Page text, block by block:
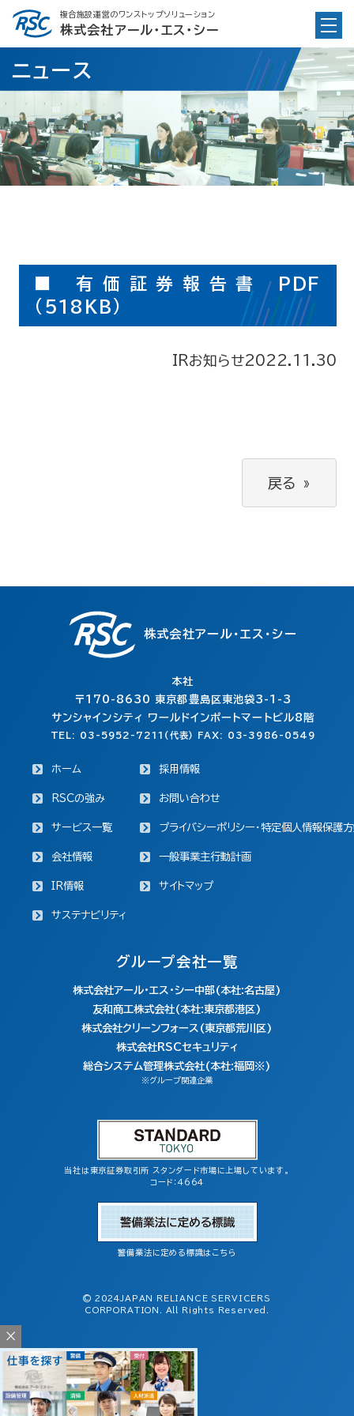
Skip
content
複合施設運営のワンストップソリューション
株式会社アール・エス・シー
ニュース
■ 有価証券報告書 PDF
(518KB)
IRお知らせ2022.11.30
戻る »
×
株式会社アール・エス・シー
本社
〒170-8630東京都豊島区東池袋3-1-3
サンシャインシティ ワールドインポートマートビル8階
TEL: 03-5952-7211(代表) FAX: 03-3986-0549
ホーム
RSCの強み
サービス一覧
会社情報
IR情報
サステナビリティ
採用情報
お問い合わせ
プライバシーポリシー・特定個人情報保護
一般事業主行動計画
サイトマップ
グループ会社一覧
株式会社アール・エス・シー中部(本社:名古屋)
友和商工株式会社(本社:東京都港区)
株式会社クリーンフォース(東京都荒川区)
株式会社RSCセキュリティ
総合システム管理株式会社(本社:福岡※)
※グループ関連企業
当社は東京証券取引所 スタンダード市場に上場しています。
コード：4664
警備業法に定める標識はこちら
© 2024JAPAN RELIANCE SERVICERS
CORPORATION. All Rights Reserved.